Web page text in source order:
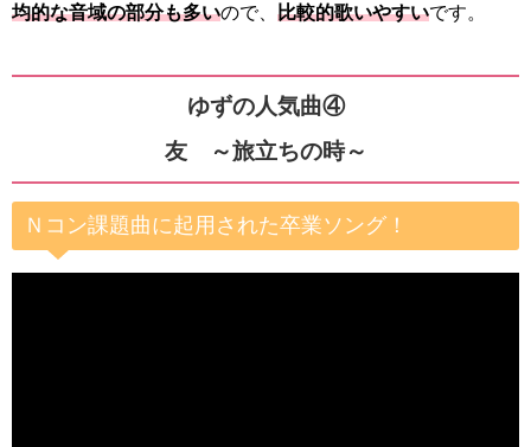
均的な音域の部分も多いので、 比較的歌いやすいです。
ゆずの人気曲④
友 ～旅立ちの時～
Ｎコン課題曲に起用された卒業ソング！